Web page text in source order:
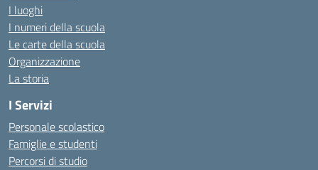
I luoghi
I numeri della scuola
Le carte della scuola
Organizzazione
La storia
I Servizi
Personale scolastico
Famiglie e studenti
Percorsi di studio